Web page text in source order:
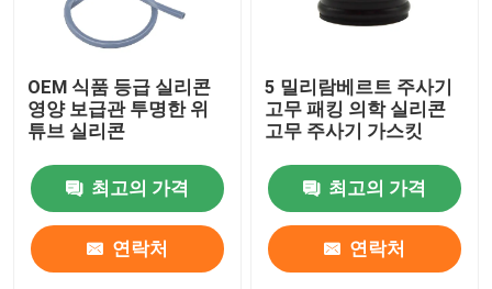
OEM 식품 등급 실리콘
영양 보급관 투명한 위
튜브 실리콘
최고의 가격
연락처
5 밀리람베르트 주사기
고무 패킹 의학 실리콘
고무 주사기 가스킷
최고의 가격
연락처